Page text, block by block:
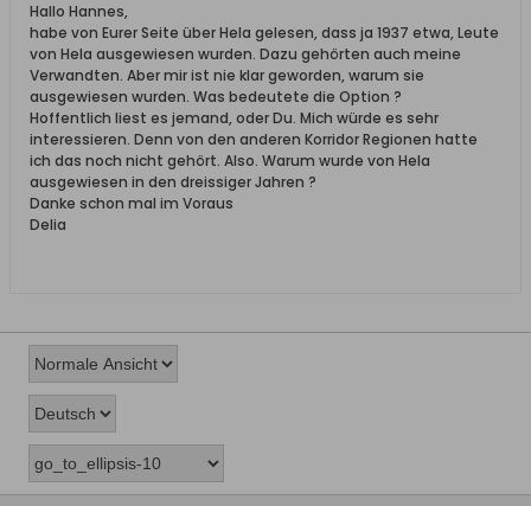
Hallo Hannes,
habe von Eurer Seite über Hela gelesen, dass ja 1937 etwa, Leute
von Hela ausgewiesen wurden. Dazu gehörten auch meine
Verwandten. Aber mir ist nie klar geworden, warum sie
ausgewiesen wurden. Was bedeutete die Option ?
Hoffentlich liest es jemand, oder Du. Mich würde es sehr
interessieren. Denn von den anderen Korridor Regionen hatte
ich das noch nicht gehört. Also. Warum wurde von Hela
ausgewiesen in den dreissiger Jahren ?
Danke schon mal im Voraus
Delia